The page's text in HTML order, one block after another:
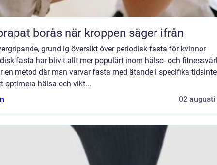
Naprapat borås när kroppen säger ifrån
grundlig översikt över periodisk fasta för kvinnor
fasta har blivit allt mer populärt inom hälso- och
en metod där man varvar fasta med ätande i specifika
optimera hälsa och vikt...
02 augusti